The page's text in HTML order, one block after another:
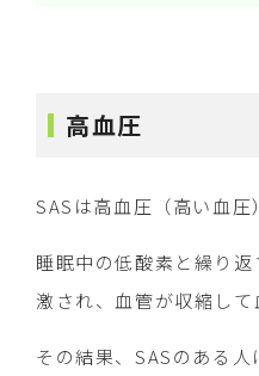
高血圧
SASは高血圧（高い血圧
睡眠中の低酸素と繰り
激され、血管が収縮し
その結果、SASのある